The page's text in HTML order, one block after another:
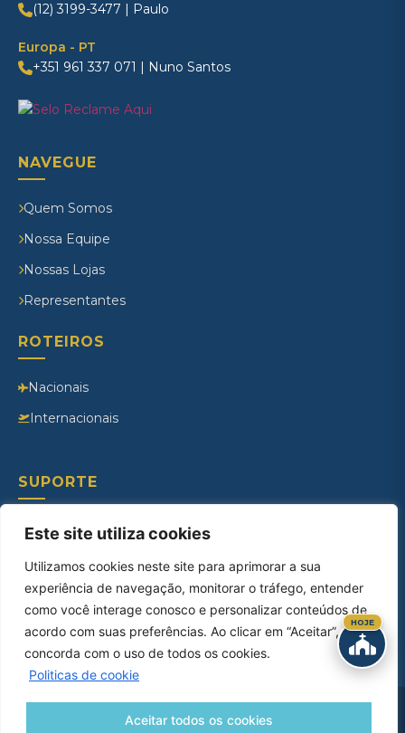
Este site utiliza cookies
Utilizamos cookies neste site para aprimorar a sua
experiência de navegação, monitorar o tráfego, entender
como você interage conosco e personalizar conteúdos de
acordo com suas preferências. Ao clicar em “Aceitar”, você
concorda com o uso de todos os cookies.
Politicas de cookie
Aceitar todos os cookies
(12) 3199-3477 | Paulo
Europa - PT
+351 961 337 071 | Nuno Santos
NAVEGUE
Quem Somos
Nossa Equipe
Nossas Lojas
Representantes
ROTEIROS
Nacionais
Internacionais
SUPORTE
Contato
Ouvidoria
Como Chegar
Documentos Necessários
Copyright © 2026 – Catedral Viagens. Todos os direitos reservados.
HOJE